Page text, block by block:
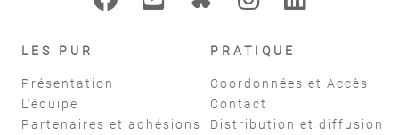
LES PUR
Présentation
L'équipe
Partenaires et adhésions
PRATIQUE
Coordonnées et Accès
Contact
Distribution et diffusion